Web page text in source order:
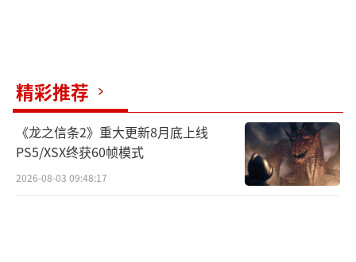
款基于人气IP改编的角色扮演游戏，将于2026
年7月9日发售。（责任编辑：张佳鑫）
精彩推荐
《龙之信条2》重大更新8月底上线
PS5/XSX终获60帧模式
2026-08-03 09:48:17